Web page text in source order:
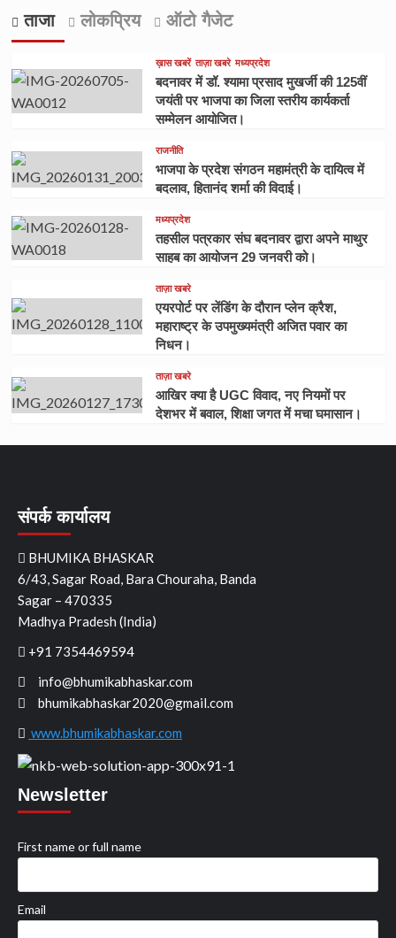
ताजा लोकप्रिय ऑटो गैजेट
ख़ास खबरें ताज़ा खबरे मध्यप्रदेश
बदनावर में डॉ. श्यामा प्रसाद मुखर्जी की 125वीं
जयंती पर भाजपा का जिला स्तरीय कार्यकर्ता
सम्मेलन आयोजित।
राजनीति
भाजपा के प्रदेश संगठन महामंत्री के दायित्व में
बदलाव, हितानंद शर्मा की विदाई।
मध्यप्रदेश
तहसील पत्रकार संघ बदनावर द्वारा अपने माथुर
साहब का आयोजन 29 जनवरी को।
ताज़ा खबरे
एयरपोर्ट पर लेंडिंग के दौरान प्लेन क्रैश,
महाराष्ट्र के उपमुख्यमंत्री अजित पवार का
निधन।
ताज़ा खबरे
आखिर क्या है UGC विवाद, नए नियमों पर
देशभर में बवाल, शिक्षा जगत में मचा घमासान।
संपर्क कार्यालय
BHUMIKA BHASKAR
6/43, Sagar Road, Bara Chouraha, Banda
Sagar – 470335
Madhya Pradesh (India)
+91 7354469594
info@bhumikabhaskar.com
bhumikabhaskar2020@gmail.com
www.bhumikabhaskar.com
Newsletter
First name or full name
Email